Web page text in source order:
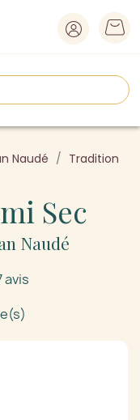
Naudé
Tradition
Sec
Naudé
avis